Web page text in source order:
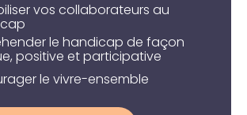
vos collaborateurs au
le handicap de façon
positive et participative
le vivre-ensemble